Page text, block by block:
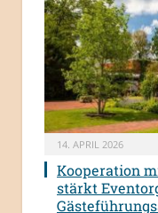
14. APRIL 2026
Kooperation
stärkt